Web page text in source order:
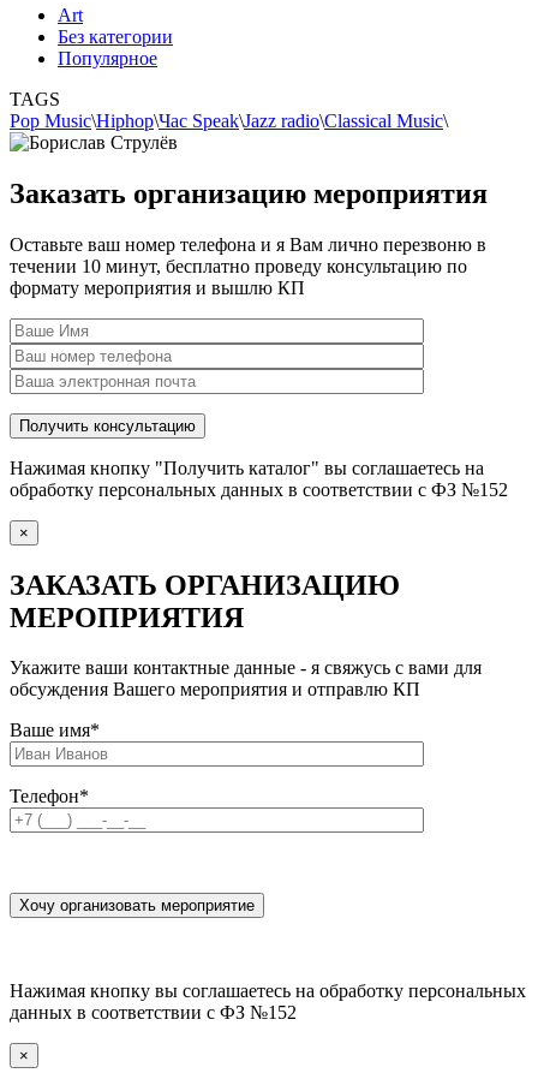
Art
Без категории
Популярное
TAGS
Pop Music\Hiphop\Час Speak\Jazz radio\Classical Music\
Заказать организацию мероприятия
Оставьте ваш номер телефона и я Вам лично перезвоню в
течении 10 минут, бесплатно проведу консультацию по
формату мероприятия и вышлю КП
Нажимая кнопку "Получить каталог" вы соглашаетесь на
обработку персональных данных в соответствии с ФЗ №152
×
ЗАКАЗАТЬ ОРГАНИЗАЦИЮ
МЕРОПРИЯТИЯ
Укажите ваши контактные данные - я свяжусь с вами для
обсуждения Вашего мероприятия и отправлю КП
Ваше имя*
Телефон*
Нажимая кнопку вы соглашаетесь на обработку персональных
данных в соответствии с ФЗ №152
×